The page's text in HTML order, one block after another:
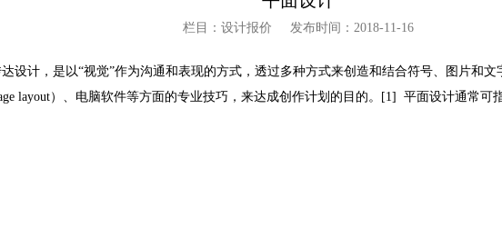
栏目：设计报价 发布时间：2018-11-16
设计，是以“视觉”作为沟通和表现的方式，透过多种方式来创造和结合符号、图片和
layout）、电脑软件等方面的专业技巧，来达成创作计划的目的。[1] 平面设计通常